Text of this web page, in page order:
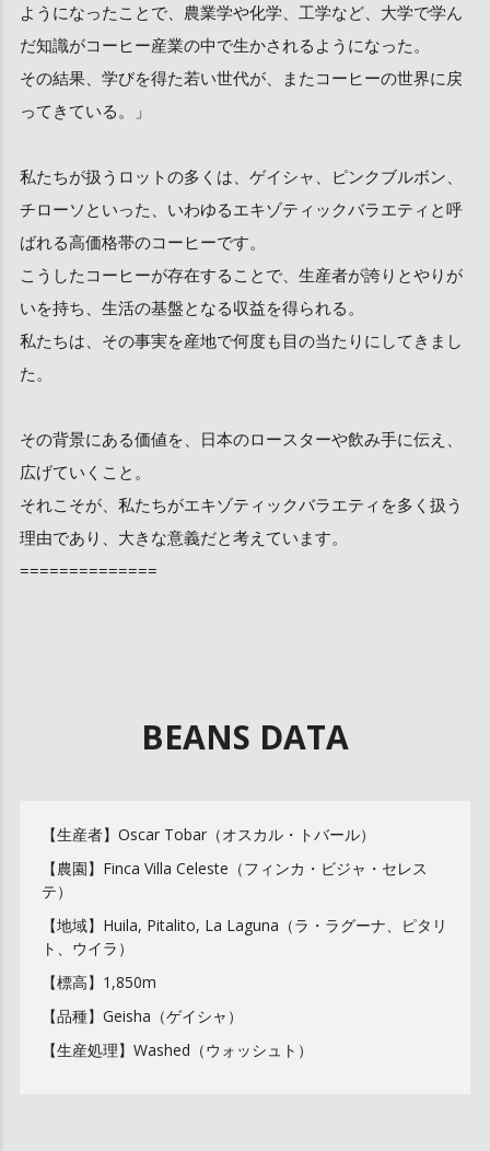
ようになったことで、農業学や化学、工学など、大学で学ん
だ知識がコーヒー産業の中で生かされるようになった。
その結果、学びを得た若い世代が、またコーヒーの世界に戻
ってきている。」
私たちが扱うロットの多くは、ゲイシャ、ピンクブルボン、
チローソといった、いわゆるエキゾティックバラエティと呼
ばれる高価格帯のコーヒーです。
こうしたコーヒーが存在することで、生産者が誇りとやりが
いを持ち、生活の基盤となる収益を得られる。
私たちは、その事実を産地で何度も目の当たりにしてきまし
た。
その背景にある価値を、日本のロースターや飲み手に伝え、
広げていくこと。
それこそが、私たちがエキゾティックバラエティを多く扱う
理由であり、大きな意義だと考えています。
==============
BEANS DATA
【生産者】Oscar Tobar（オスカル・トバール）
【農園】Finca Villa Celeste（フィンカ・ビジャ・セレス
テ）
【地域】Huila, Pitalito, La Laguna（ラ・ラグーナ、ピタリ
ト、ウイラ）
【標高】1,850m
【品種】Geisha（ゲイシャ）
【生産処理】Washed（ウォッシュト）